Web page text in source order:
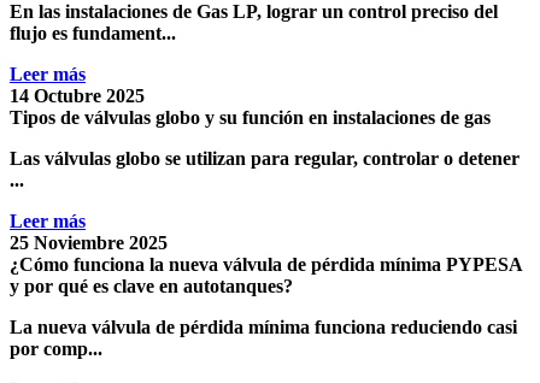
En las instalaciones de Gas LP, lograr un control preciso del
flujo es fundament...
Leer más
14 Octubre 2025
Tipos de válvulas globo y su función en instalaciones de gas
Las válvulas globo se utilizan para regular, controlar o detener
...
Leer más
25 Noviembre 2025
¿Cómo funciona la nueva válvula de pérdida mínima PYPESA
y por qué es clave en autotanques?
La nueva válvula de pérdida mínima funciona reduciendo casi
por comp...